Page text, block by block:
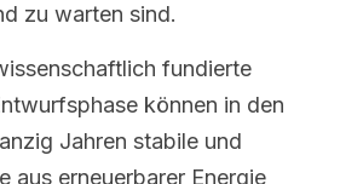
zu warten sind.
fundierte
können in den
Jahren stabile und
aus erneuerbarer Energie